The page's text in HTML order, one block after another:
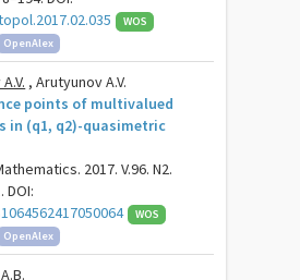
WOS
OpenAlex
, Arutyunov A.V.
points of multivalued
in (q1, q2)-quasimetric
2017. V.96. N2.
DOI:
WOS
OpenAlex